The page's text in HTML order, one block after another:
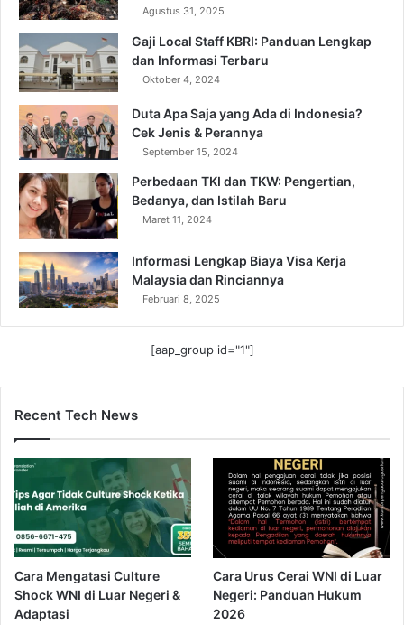
Agustus 31, 2025
Gaji Local Staff KBRI: Panduan Lengkap
dan Informasi Terbaru
Oktober 4, 2024
Duta Apa Saja yang Ada di Indonesia?
Cek Jenis & Perannya
September 15, 2024
Perbedaan TKI dan TKW: Pengertian,
Bedanya, dan Istilah Baru
Maret 11, 2024
Informasi Lengkap Biaya Visa Kerja
Malaysia dan Rinciannya
Februari 8, 2025
[aap_group id="1"]
Recent Tech News
Cara Mengatasi Culture
Shock WNI di Luar Negeri &
Adaptasi
Cara Urus Cerai WNI di Luar
Negeri: Panduan Hukum
2026